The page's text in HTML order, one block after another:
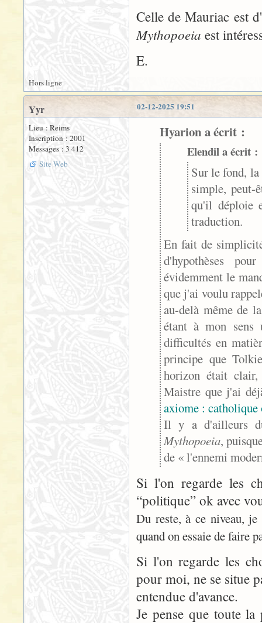
Celle de Mauriac est
Mythopoeia est
E.
Hors ligne
02-12-2025 19:51
Yyr
Lieu : Reims
Inscription : 2001
Messages : 3 412
Site Web
Hyarion a écrit :
Elendil a écrit :
Sur le fond,
simple, peut-
qu'il déploie
traduction.
En fait de
d'hypothèses
évidemment le
que j'ai voulu
au-delà même de
étant à mon sens
difficultés en
principe que
horizon était clair,
Maistre que j'ai
axiome : catholique
Il y a d'ailleurs
Mythopoeia,
de « l'ennemi
Si l'on regarde les
“politique” ok avec
Du reste, à ce niveau,
quand on essaie de faire
Si l'on regarde les
pour moi, ne se situe
entendue d'avance.
Je pense que toute